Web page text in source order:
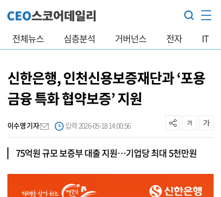
전체뉴스 심층분석 거버넌스 전자 IT
신한은행, 인천신용보증재단과 ‘포용
금융 특화 협약보증’ 지원
이수영 기자 입력 2026-05-18 14:00:56
75억원 규모 보증부 대출 지원…기업당 최대 5천만원